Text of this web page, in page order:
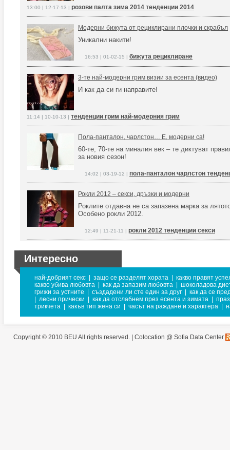
13:00 | 12-17-13 | розови палта зима 2014 тенденции 2014
Модерни бижута от рециклирани плочки и скрабъл
Уникални накити!
16:53 | 01-02-15 | бижута рециклиране
3-те най-модерни грим визии за есента (видео)
И как да си ги направите!
11:14 | 10-10-13 | тенденции грим най-модерния грим
Пола-панталон, чарлстон… Е, модерни са!
60-те, 70-те на миналия век – те диктуват
за новия сезон!
14:02 | 03-19-12 | пола-панталон чарлстон
Рокли 2012 – секси, дръзки и модерни
Роклите отдавна не са запазена марка за
Особено рокли 2012.
12:49 | 11-21-11 | рокли 2012 тенденции секси
Интересно
най-добрият секс защо се разделят хората
какво правят
какво убива любовта
как да запазим любовта
шоколадова
грижи за устните
създадени ли сте един за друг
как да се
лесни прически как да отслабнем през есента и зимата
трикчета
какъв тип жена си часът на раждане и характера
Copyright © 2010 BEU All rights reserved. | Colocation @ Sofia Data Center